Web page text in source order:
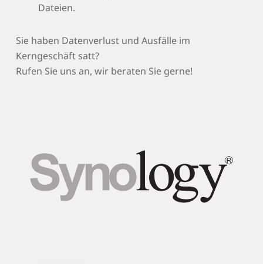
Dateien.
Sie haben Datenverlust und Ausfälle im
Kerngeschäft satt?
Rufen Sie uns an, wir beraten Sie gerne!